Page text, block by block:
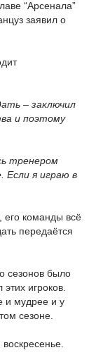
“Арсенала”
заявил о
– заключил
и поэтому
тренером
Если я играю в
его команды всё
передаётся
сезонов было
игроков.
и мудрее и у
сезоне.